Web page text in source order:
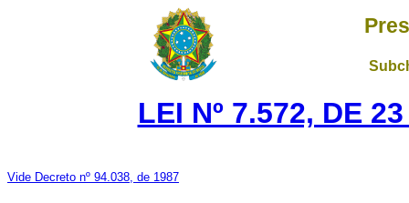
LEI Nº 7.572, DE
Vide Decreto nº 94.038, de 1987